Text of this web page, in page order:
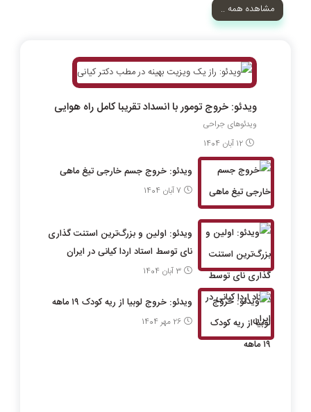
مشاهده همه ..
ویدئو: خروج تومور با انسداد تقریبا کامل راه هوایی
ویدئوهای جراحی
12 آبان 1404
ویدئو: خروج جسم خارجی تیغ ماهی
7 آبان 1404
ویدئو: اولین و بزرگ‌ترین استنت گذاری
نای توسط استاد اردا کیانی در ایران
3 آبان 1404
ویدئو: خروج لوبیا از ریه کودک ۱۹ ماهه
26 مهر 1404